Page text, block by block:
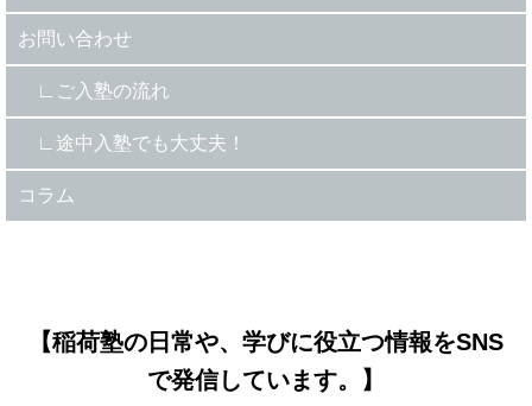
お問い合わせ
ご入塾の流れ
途中入塾でも大丈夫！
コラム
【稲荷塾の日常や、学びに役立つ情報をSNS
で発信しています。】